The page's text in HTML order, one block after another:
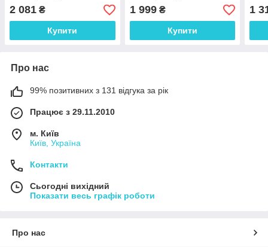
2 081 ₴
Купити
1 999₴
Купити
1
Про нас
99% позитивних з 131 відгука за рік
Працює з 29.11.2010
м. Київ
Київ, Україна
Контакти
Сьогодні вихідний
Показати весь графік роботи
Про нас